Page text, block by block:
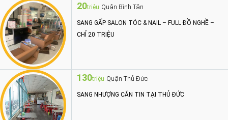
20triệu Quận Bình Tân
SANG GẤP SALON TÓC & NAIL – FULL ĐỒ NGHỀ –
CHỈ 20 TRIỆU
130triệu Quận Thủ Đức
SANG NHƯỢNG CĂN TIN TẠI THỦ ĐỨC